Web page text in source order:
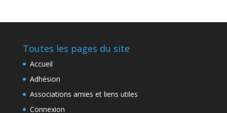
Toutes les pages du site
Accueil
Adhésion
Associations amies et liens utiles
Connexion